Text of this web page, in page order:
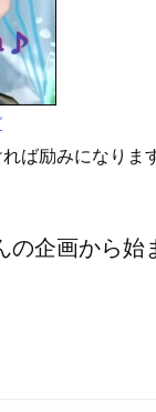
ば励みになりま
企画から始